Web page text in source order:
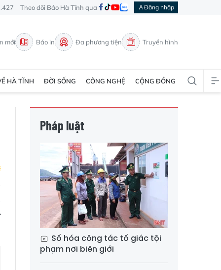
Theo dõi Báo Hà Tĩnh qua Đăng nhập
mới Báo in Đa phương tiện Truyền hình
HÀ TĨNH ĐỜI SỐNG CÔNG NGHỆ CỘNG ĐỒNG
Pháp luật
Số hóa công tác tố giác tội
phạm nơi biên giới